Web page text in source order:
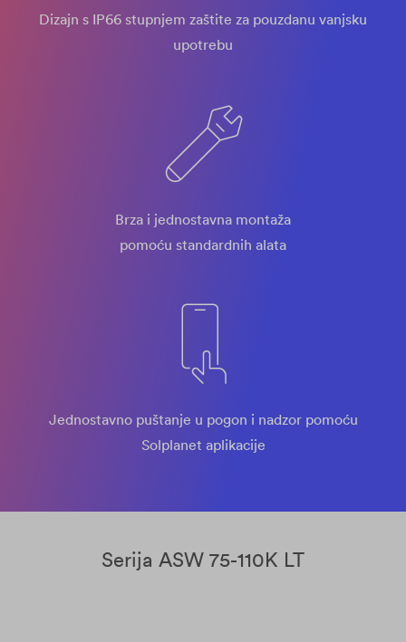
Dizajn s IP66 stupnjem zaštite za pouzdanu vanjsku
upotrebu
Brza i jednostavna montaža
pomoću standardnih alata
Jednostavno puštanje u pogon i nadzor pomoću
Solplanet aplikacije
Serija ASW 75-110K LT